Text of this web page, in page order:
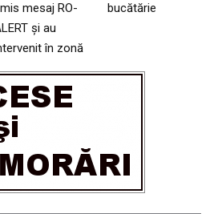
mesaj RO-
și au
în zonă
bucătărie